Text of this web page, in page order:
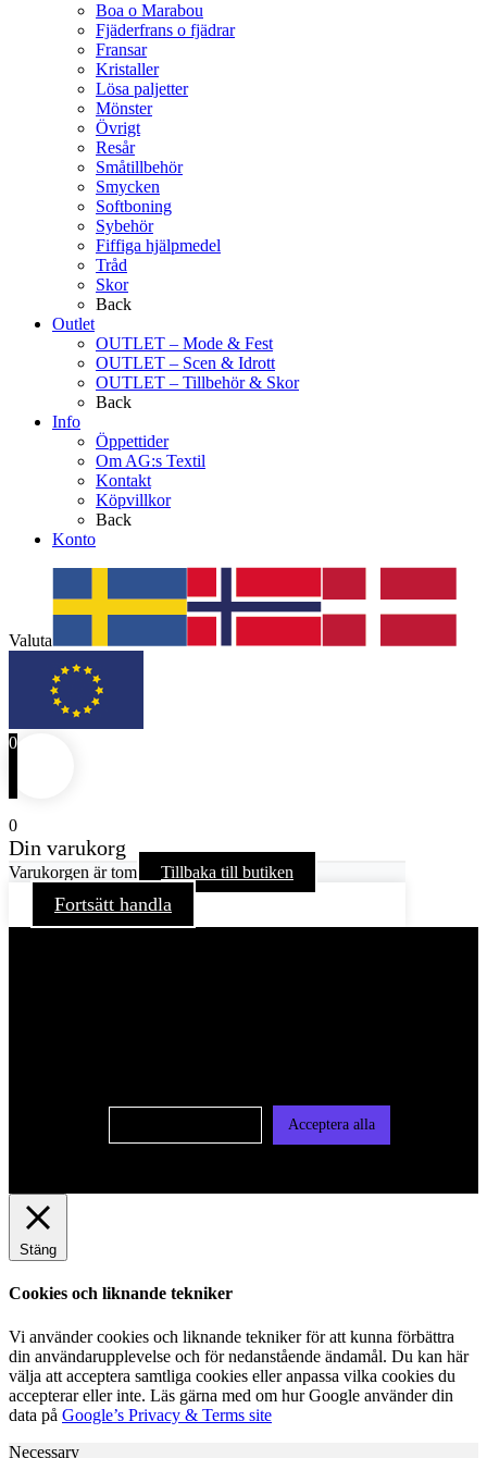
Boa o Marabou
Fjäderfrans o fjädrar
Fransar
Kristaller
Lösa paljetter
Mönster
Övrigt
Resår
Småtillbehör
Smycken
Softboning
Sybehör
Fiffiga hjälpmedel
Tråd
Skor
Back
Outlet
OUTLET – Mode & Fest
OUTLET – Scen & Idrott
OUTLET – Tillbehör & Skor
Back
Info
Öppettider
Om AG:s Textil
Kontakt
Köpvillkor
Back
Konto
Valuta
0
0
Din varukorg
Varukorgen är tom Tillbaka till butiken
Fortsätt handla
Acceptera alla
Stäng
Cookies och liknande tekniker
Vi använder cookies och liknande tekniker för att kunna förbättra
din användarupplevelse och för nedanstående ändamål. Du kan här
välja att acceptera samtliga cookies eller anpassa vilka cookies du
accepterar eller inte. Läs gärna med om hur Google använder din
data på Google’s Privacy & Terms site
Necessary